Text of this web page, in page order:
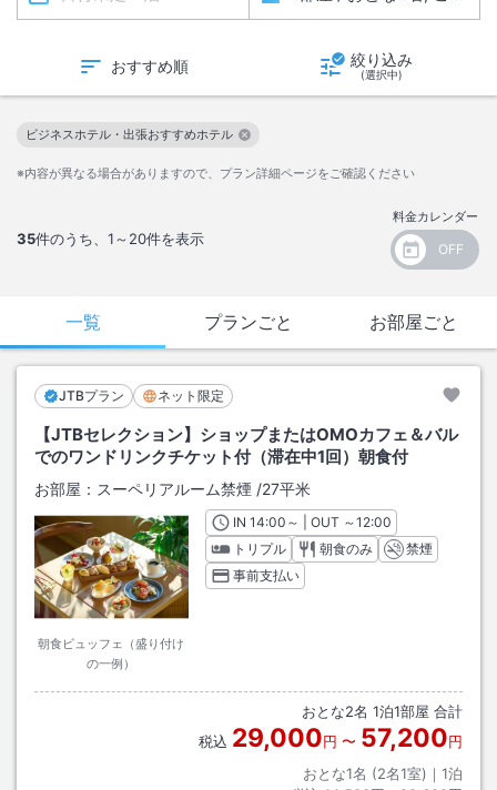
おすすめ順 絞り込み
(選択中)
35件のうち、 1～20件を表示
料金カレンダー
ビジネスホテル・出張おすすめホテル
この絞り込み条件を解除
※内容が異なる場合がありますので、プラン詳細ページをご確認ください
一覧 プランごと お部屋ごと
JTBプラン ネット限定
【JTBセレクション】ショップまたはOMOカフェ＆バル
でのワンドリンクチケット付（滞在中1回）朝食付
お部屋： スーペリアルーム禁煙 /27平米
朝食ビュッフェ（盛り付け
の一例）
INチェックイン
14:00 ～ | OUT チェックアウト
～12:00
トリプル
朝食のみ
禁煙
事前支払い
おとな2名 1泊1部屋 合計
税込 29,000円 〜 57,200円
おとな1名 (2名1室)｜ 1泊